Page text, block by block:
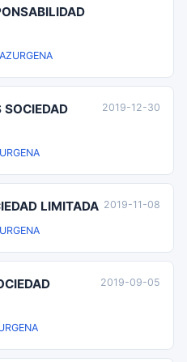
ZURGENA
SOCIEDAD
2019-12-30
LIMITADA 2019-11-08
2019-09-05